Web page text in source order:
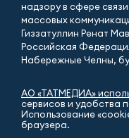
надзору в сфере
массовых
Гиззатуллин Ренат
Российская
Набережные Челны,
АО «ТАТМЕДИА»
сервисов и удобства
Использование
браузера.